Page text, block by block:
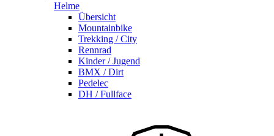
Helme
Übersicht
Mountainbike
Trekking / City
Rennrad
Kinder / Jugend
BMX / Dirt
Pedelec
DH / Fullface